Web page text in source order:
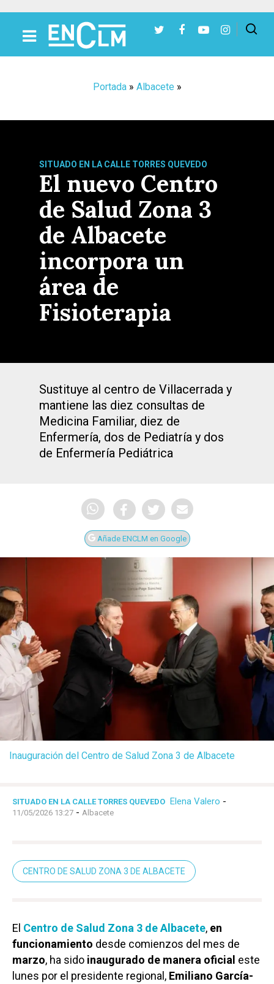
Portada» Albacete »
SITUADO EN LA CALLE TORRES QUEVEDO
El nuevo Centro
de Salud Zona 3
de Albacete
incorpora un
área de
Fisioterapia
Sustituye al centro de Villacerrada y
mantiene las diez consultas de
Medicina Familiar, diez de
Enfermería, dos de Pediatría y dos
de Enfermería Pediátrica
Añade ENCLM en Google
Inauguración del Centro de Salud Zona 3 de Albacete
SITUADO EN LA CALLE TORRES QUEVEDO Elena Valero -
11/05/2026 13:27 - Albacete
CENTRO DE SALUD ZONA 3 DE ALBACETE
El Centro de Salud Zona 3 de Albacete, en
funcionamiento desde comienzos del mes de
marzo, ha sido inaugurado de manera oficial este
lunes por el presidente regional, Emiliano García-